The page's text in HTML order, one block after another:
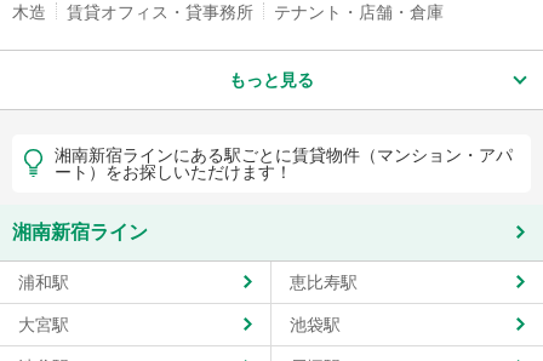
木造
賃貸オフィス・貸事務所 テナント・店舗・倉庫
もっと見る
湘南新宿ラインにある駅ごとに賃貸物件（マンション・アパ
ート）をお探しいただけます！
湘南新宿ライン
浦和駅 恵比寿駅
大宮駅 池袋駅